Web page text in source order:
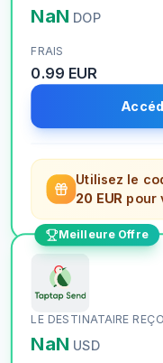
NaN DOP
FRAIS
0.99 EUR
Utilisez le
20 EUR pour
Meilleure Offre
LE DESTINATAIRE
NaN USD